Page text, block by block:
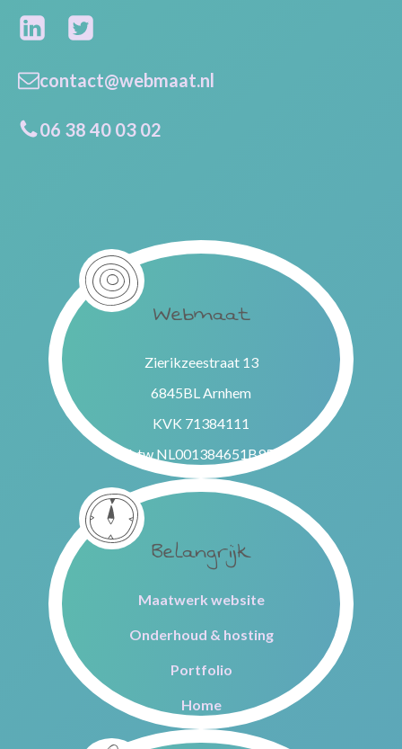
contact@webmaat.nl
06 38 40 03 02
Webmaat
Zierikzeestraat 13
6845BL Arnhem
KVK 71384111
btw NL001384651B95
Belangrijk
Maatwerk website
Onderhoud & hosting
Portfolio
Home